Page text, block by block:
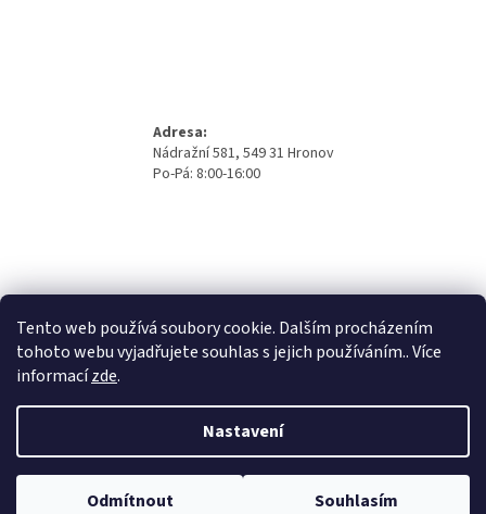
Tento web používá soubory cookie. Dalším procházením
tohoto webu vyjadřujete souhlas s jejich používáním.. Více
informacízde.
Nastavení
Odmítnout Souhlasím
Adresa:
Nádražní 581, 549 31 Hronov
Po-Pá: 8:00-16:00
Vytvořil Shoptet
Copyright 2026Beno Eshop . Všechna práva vyhrazena.